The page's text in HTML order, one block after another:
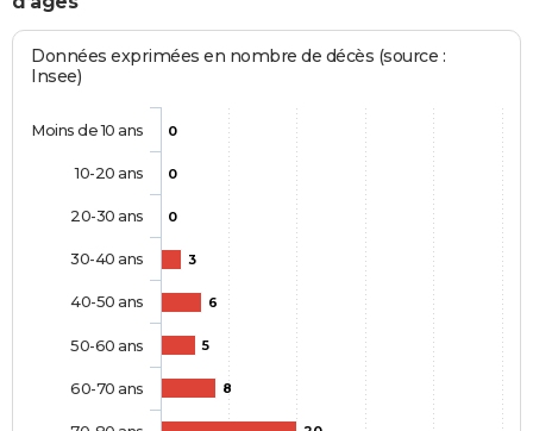
Données exprimées en nombre de décès (source :
Insee)
0
0
0
3
6
5
8
Moins de 10 ans
10-20 ans
20-30 ans
30-40 ans
40-50 ans
50-60 ans
60-70 ans